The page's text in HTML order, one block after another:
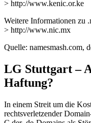
> http://www.kenic.or.ke
Weitere Informationen zu
> http://www.nic.mx
Quelle: namesmash.com,
LG Stuttgart –
Haftung?
In einem Streit um die
rechtsverletzender